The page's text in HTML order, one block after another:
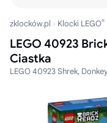
zklocków.pl Klocki LEGO®
LEGO 40923
Ciastka
LEGO 40923 Shrek,